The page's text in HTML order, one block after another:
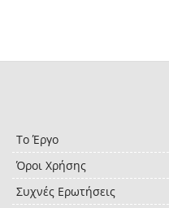
Το Έργο
Όροι Χρήσης
Συχνές Ερωτήσεις